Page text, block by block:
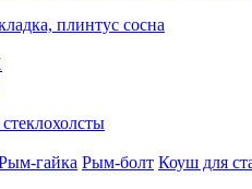
плинтус сосна
гайка Рым-болт Коуш для